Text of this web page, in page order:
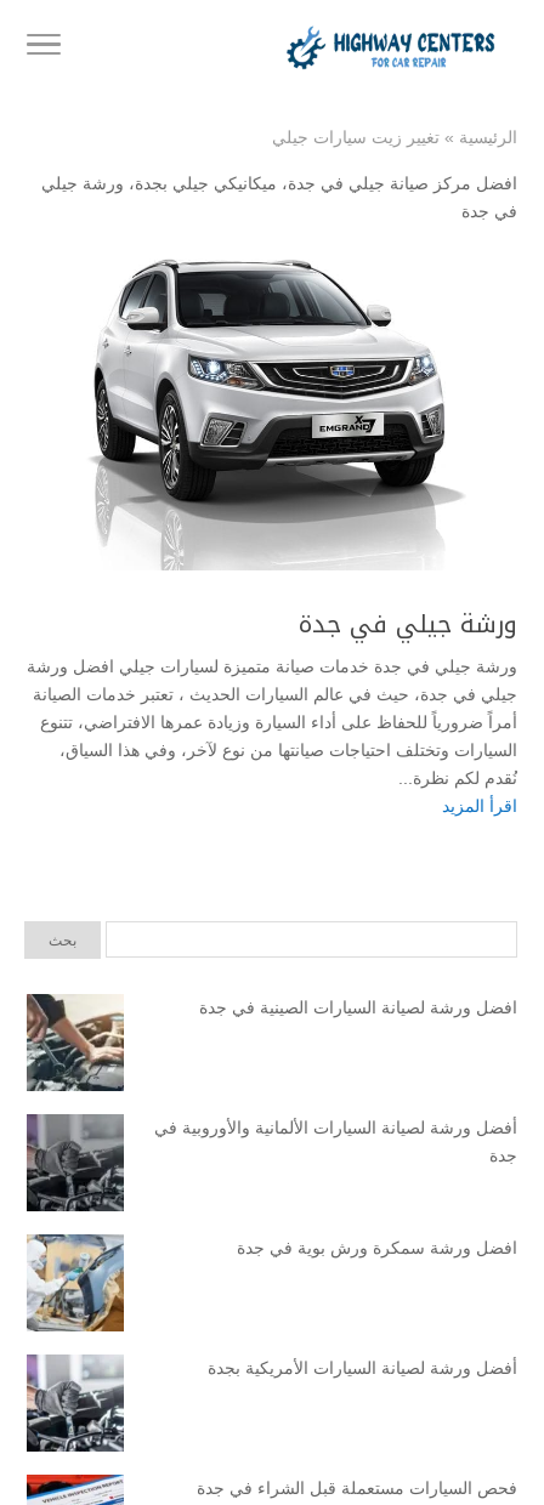
الرئيسية » تغيير زيت سيارات جيلي
افضل مركز صيانة جيلي في جدة، ميكانيكي جيلي بجدة، ورشة جيلي
في جدة
ورشة جيلي في جدة
ورشة جيلي في جدة خدمات صيانة متميزة لسيارات جيلي افضل ورشة
جيلي في جدة، حيث في عالم السيارات الحديث ، تعتبر خدمات الصيانة
أمراً ضرورياً للحفاظ على أداء السيارة وزيادة عمرها الافتراضي، تتنوع
السيارات وتختلف احتياجات صيانتها من نوع لآخر، وفي هذا السياق،
نُقدم لكم نظرة...
اقرأ المزيد
افضل ورشة لصيانة السيارات الصينية في جدة
أفضل ورشة لصيانة السيارات الألمانية والأوروبية في
جدة
افضل ورشة سمكرة ورش بوية في جدة
أفضل ورشة لصيانة السيارات الأمريكية بجدة
فحص السيارات مستعملة قبل الشراء في جدة